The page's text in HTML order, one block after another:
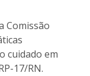
Comissão
cuidado em
17/RN.